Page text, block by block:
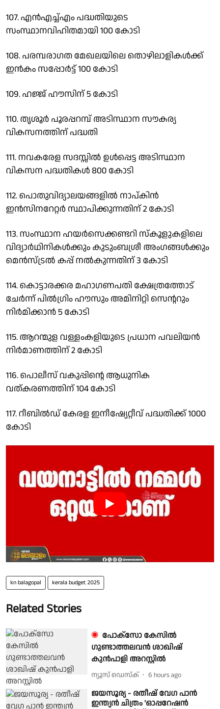
107. എന്‍എച്ച്എം പദ്ധതിയുടെ
സംസ്ഥാനവിഹിതമായി 100 കോടി
108. പരമ്പരാഗത മേഖലയിലെ തൊഴിലാളികള്‍ക്ക്
ഇന്‍കം സപ്പോര്‍ട്ട് 100 കോടി
109. ഹജ്ജ് ഹൗസിന് 5 കോടി
110. തൃശൂര്‍ പൂരപ്പറമ്പ് അടിസ്ഥാന സൗകര്യ
വികസനത്തിന് പദ്ധതി
111. നവകരേള സദസ്സില്‍ ഉള്‍പ്പെട്ട അടിസ്ഥാന
വികസന പദ്ധതികള്‍ 800 കോടി
112. പൊതുവിദ്യാലയങ്ങളില്‍ നാപ്കിന്‍
ഇന്‍സിനറേറ്റര്‍ സ്ഥാപിക്കുന്നതിന് 2 കോടി
113. സംസ്ഥാന ഹയര്‍സെക്കണ്ടറി സ്‌കൂളുകളിലെ
വിദ്യാര്‍ഥിനികള്‍ക്കും കുടുംബശ്രീ അംഗങ്ങള്‍ക്കും
മെന്‍സ്ട്രല്‍ കപ്പ് നല്‍കുന്നതിന് 3 കോടി
114. കൊട്ടാരക്കര മഹാഗണപതി ക്ഷേത്രത്തോട്
ചേര്‍ന്ന് പില്‍ഗ്രിം ഹൗസും അമിനിറ്റി സെന്ററും
നിര്‍മിക്കാന്‍ 5 കോടി
115. ആറന്മുള വള്ളംകളിയുടെ പ്രധാന പവലിയന്‍
നിര്‍മാണത്തിന് 2 കോടി
116. പൊലീസ് വകുപ്പിന്റെ ആധുനിക
വത്കരണത്തിന് 104 കോടി
117. റീബില്‍ഡ് കേരള ഇനീഷ്യേറ്റീവ് പദ്ധതിക്ക് 1000
കോടി
kn balagopal kerala budget 2025
Related Stories
പോക്സോ കേസിൽ
ഗുണ്ടാത്തലവൻ ശാഖിഷ്
കുൻപാളി അറസ്റ്റിൽ
ന്യൂസ് ഡെസ്ക് 6 hours ago
ജയസൂര്യ - രതീഷ് വേഗ പാൻ
ഇന്ത്യൻ ചിത്രം 'ഓപ്പറേഷൻ